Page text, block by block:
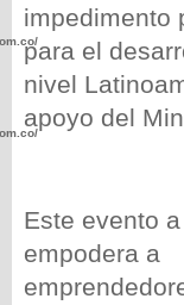
impedimento
para el
nivel
apoyo del
Este evento
empodera a
wp-
wp-
wp-